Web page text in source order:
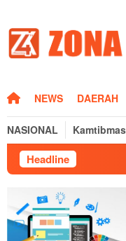
konten
HOMENEWS DAERAH
NASIONAL Kamtibmas
Headline